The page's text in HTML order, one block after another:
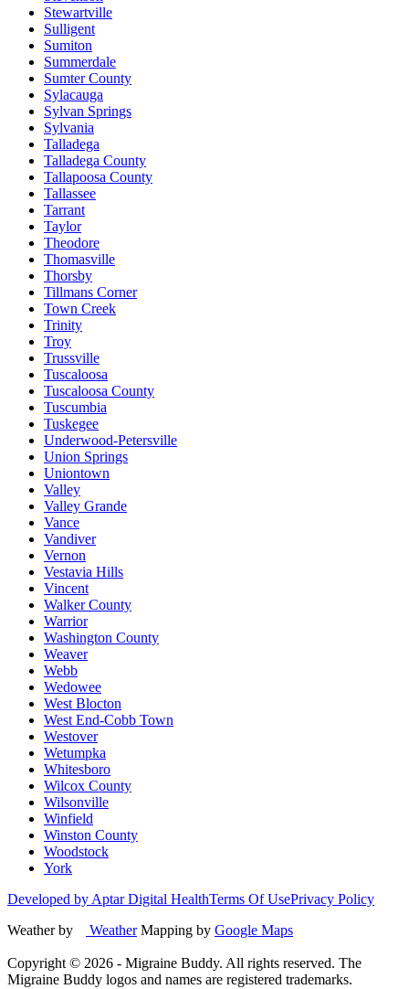
Stewartville
Sulligent
Sumiton
Summerdale
Sumter County
Sylacauga
Sylvan Springs
Sylvania
Talladega
Talladega County
Tallapoosa County
Tallassee
Tarrant
Taylor
Theodore
Thomasville
Thorsby
Tillmans Corner
Town Creek
Trinity
Troy
Trussville
Tuscaloosa
Tuscaloosa County
Tuscumbia
Tuskegee
Underwood-Petersville
Union Springs
Uniontown
Valley
Valley Grande
Vance
Vandiver
Vernon
Vestavia Hills
Vincent
Walker County
Warrior
Washington County
Weaver
Webb
Wedowee
West Blocton
West End-Cobb Town
Westover
Wetumpka
Whitesboro
Wilcox County
Wilsonville
Winfield
Winston County
Woodstock
York
Developed by Aptar Digital HealthTerms Of UsePrivacy Policy
Weather by
WeatherMapping by Google Maps
Copyright © 2026 - Migraine Buddy. All rights reserved. The
Migraine Buddy logos and names are registered trademarks.